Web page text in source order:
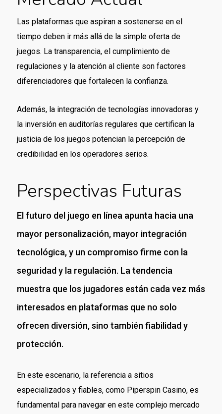
Las plataformas que aspiran a sostenerse en el
tiempo deben ir más allá de la simple oferta de
juegos. La transparencia, el cumplimiento de
regulaciones y la atención al cliente son factores
diferenciadores que fortalecen la confianza.
Además, la integración de tecnologías innovadoras y
la inversión en auditorías regulares que certifican la
justicia de los juegos potencian la percepción de
credibilidad en los operadores serios.
Perspectivas Futuras
El futuro del juego en línea apunta hacia una
mayor personalización, mayor integración
tecnológica, y un compromiso firme con la
seguridad y la regulación. La tendencia
muestra que los jugadores están cada vez más
interesados en plataformas que no solo
ofrecen diversión, sino también fiabilidad y
protección.
En este escenario, la referencia a sitios
especializados y fiables, como Piperspin Casino, es
fundamental para navegar en este complejo mercado